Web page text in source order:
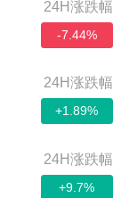
24H涨跌幅
-7.44%
24H涨跌幅
+1.89%
24H涨跌幅
+9.7%